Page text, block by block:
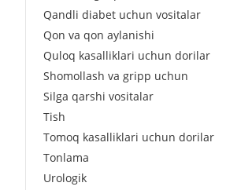
Qandli diabet uchun vositalar
Qon va qon aylanishi
Quloq kasalliklari uchun dorilar
Shomollash va gripp uchun
Silga qarshi vositalar
Tish
Tomoq kasalliklari uchun dorilar
Tonlama
Urologik